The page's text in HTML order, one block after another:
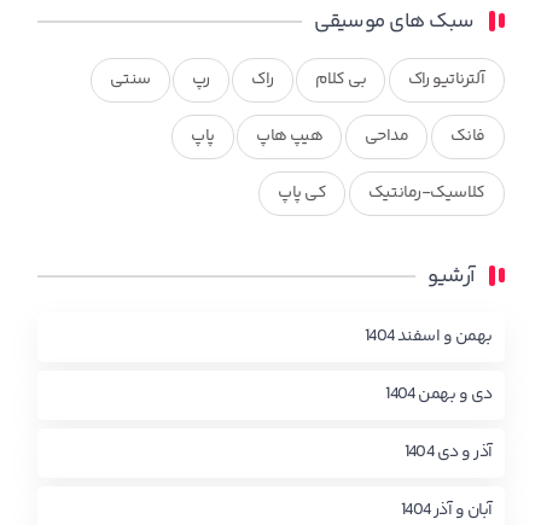
سبک های موسیقی
آلترناتیو راک بی کلام راک رپ سنتی
فانک مداحی هیپ هاپ پاپ
کلاسیک-رمانتیک کی پاپ
آرشیو
بهمن و اسفند 1404
دی و بهمن 1404
آذر و دی 1404
آبان و آذر 1404